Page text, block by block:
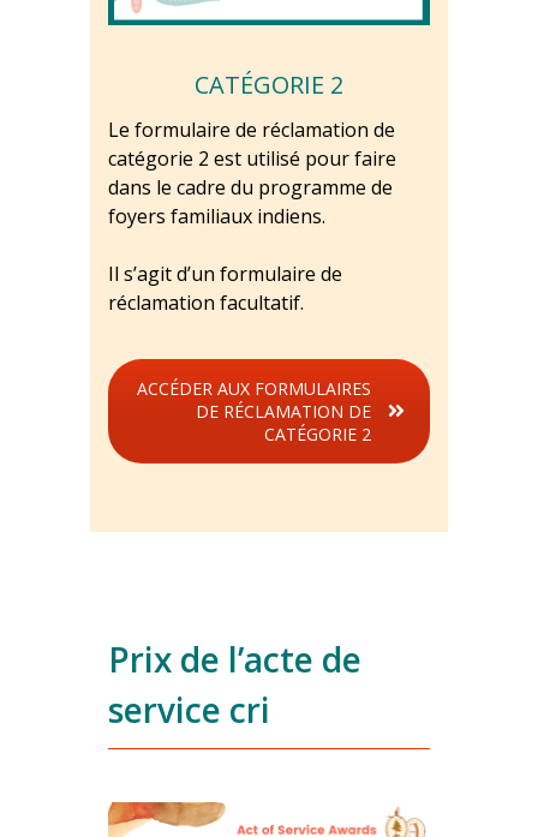
CATÉGORIE 2
Le formulaire de réclamation de
catégorie 2 est utilisé pour faire
dans le cadre du programme de
foyers familiaux indiens.
Il s’agit d’un formulaire de
réclamation facultatif.
ACCÉDER AUX FORMULAIRES
DE RÉCLAMATION DE
CATÉGORIE 2
Prix de l’acte de
service cri